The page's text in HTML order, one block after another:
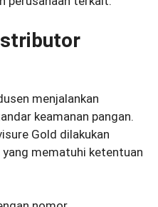
menjalankan
keamanan pangan.
Gold dilakukan
mematuhi ketentuan